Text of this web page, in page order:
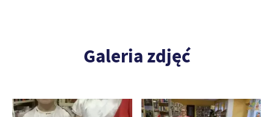
Galeria zdjęć